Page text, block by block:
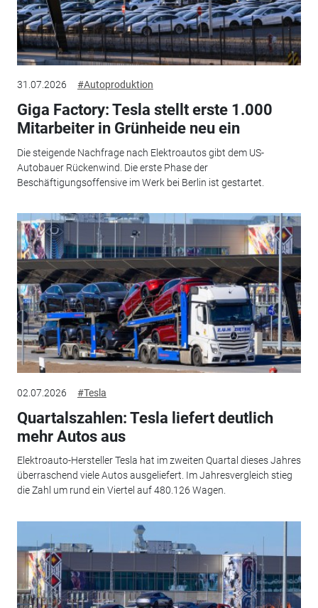
31.07.2026 #Autoproduktion
Giga Factory: Tesla stellt erste 1.000
Mitarbeiter in Grünheide neu ein
Die steigende Nachfrage nach Elektroautos gibt dem US-
Autobauer Rückenwind. Die erste Phase der
Beschäftigungsoffensive im Werk bei Berlin ist gestartet.
02.07.2026 #Tesla
Quartalszahlen: Tesla liefert deutlich
mehr Autos aus
Elektroauto-Hersteller Tesla hat im zweiten Quartal dieses Jahres
überraschend viele Autos ausgeliefert. Im Jahresvergleich stieg
die Zahl um rund ein Viertel auf 480.126 Wagen.